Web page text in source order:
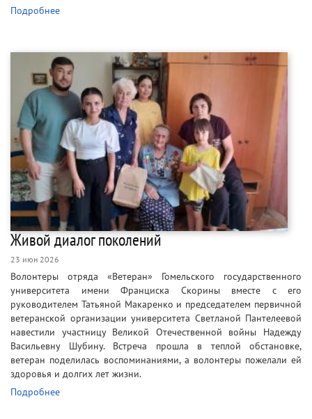
Подробнее
Живой диалог поколений
23 июн 2026
Волонтеры отряда «Ветеран» Гомельского государственного
университета имени Франциска Скорины вместе с его
руководителем Татьяной Макаренко и председателем первичной
ветеранской организации университета Светланой Пантелеевой
навестили участницу Великой Отечественной войны Надежду
Васильевну Шубину. Встреча прошла в теплой обстановке,
ветеран поделилась воспоминаниями, а волонтеры пожелали ей
здоровья и долгих лет жизни.
Подробнее